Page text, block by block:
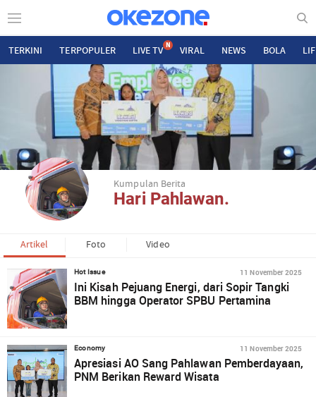
TERKINI TERPOPULER LIVE TV N VIRAL NEWS BOLA
Kumpulan Berita
Hari Pahlawan.
Artikel Foto Video
Hot Issue 11 November 2025
Ini Kisah Pejuang Energi, dari Sopir Tangki
BBM hingga Operator SPBU Pertamina
Economy 11 November 2025
Apresiasi AO Sang Pahlawan Pemberdayaan,
PNM Berikan Reward Wisata